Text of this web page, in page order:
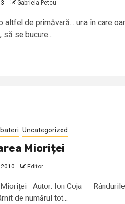
Gabriela Petcu
altfel de primăvară... una în care
să se bucure...
Uncategorized
Mioriței
Editor
Mioriței Autor: Ion Coja
de numărul tot...